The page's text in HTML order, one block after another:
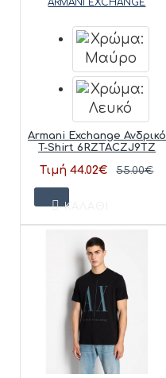
ARMANI EXCHANGE
Armani Exchange Ανδρικό
T-Shirt 6RZTACZJ9TZ
Τιμή 44.02€ 55.00€
ΚΑΛΆΘΙ